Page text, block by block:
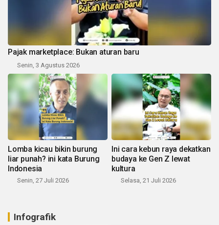
Pajak marketplace: Bukan aturan baru
Senin, 3 Agustus 2026
Lomba kicau bikin burung
liar punah? ini kata Burung
Indonesia
Senin, 27 Juli 2026
Ini cara kebun raya dekatkan
budaya ke Gen Z lewat
kultura
Selasa, 21 Juli 2026
Infografik